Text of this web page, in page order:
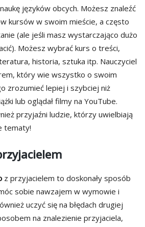
języków obcych. Możesz znaleźć
kursów w swoim mieście, a często
(ale jeśli masz wystarczająco dużo
Możesz wybrać kurs o treści,
historia, sztuka itp. Nauczyciel
który wie wszystko o swoim
zrozumieć lepiej i szybciej niż
lub oglądał filmy na YouTube.
przyjaźni ludzie, którzy uwielbiają
tematy!
z przyjacielem to doskonały sposób
sobie nawzajem w wymowie i
uczyć się na błędach drugiej
na znalezienie przyjaciela,